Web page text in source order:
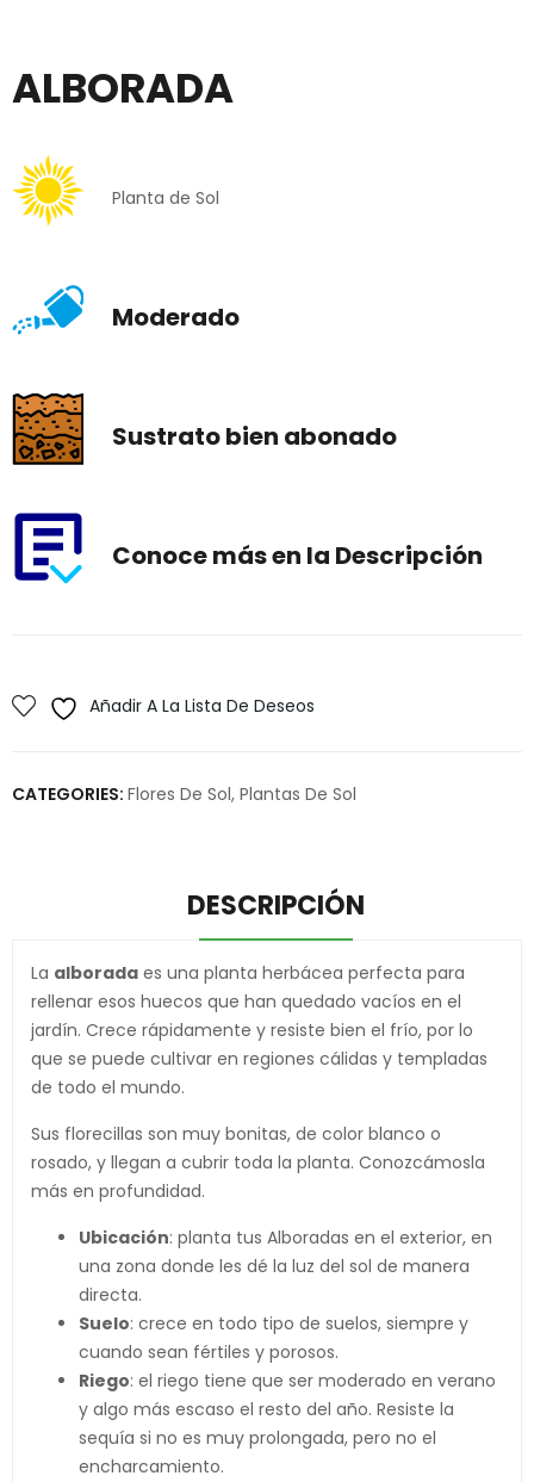
ALBORADA
Planta de Sol
Moderado
Sustrato bien abonado
Conoce más en la Descripción
Añadir A La Lista De Deseos
CATEGORIES: Flores De Sol, Plantas De Sol
DESCRIPCIÓN
La alborada es una planta herbácea perfecta para
rellenar esos huecos que han quedado vacíos en el
jardín. Crece rápidamente y resiste bien el frío, por lo
que se puede cultivar en regiones cálidas y templadas
de todo el mundo.
Sus florecillas son muy bonitas, de color blanco o
rosado, y llegan a cubrir toda la planta. Conozcámosla
más en profundidad.
Ubicación: planta tus Alboradas en el exterior, en
una zona donde les dé la luz del sol de manera
directa.
Suelo: crece en todo tipo de suelos, siempre y
cuando sean fértiles y porosos.
Riego: el riego tiene que ser moderado en verano
y algo más escaso el resto del año. Resiste la
sequía si no es muy prolongada, pero no el
encharcamiento.